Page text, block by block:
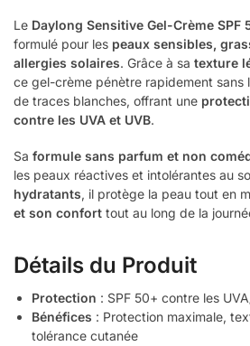
Le Daylong Sensitive Gel-Crème SPF
formulé pour les peaux sensibles,
allergies solaires. Grâce à sa texture
ce gel-crème pénètre rapidement sans
de traces blanches, offrant une
contre les UVA et UVB.
Sa formule sans parfum et non
les peaux réactives et intolérantes au
hydratants, il protège la peau tout en
et son confort tout au long de la
Détails du Produit
Protection : SPF 50+ contre les
Bénéfices : Protection maximale,
tolérance cutanée